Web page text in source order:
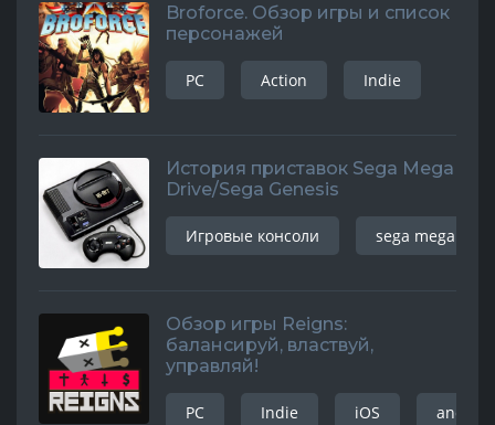
Broforce. Обзор игры и список
персонажей
PC Action Indie
История приставок Sega Mega
Drive/Sega Genesis
Игровые консоли sega mega
Обзор игры Reigns:
балансируй, властвуй,
управляй!
PC Indie iOS android